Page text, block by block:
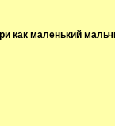
как маленький